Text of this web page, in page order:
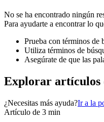
No se ha encontrado ningún
Para ayudarte a encontrar lo
Prueba con términos de
Utiliza términos de
Asegúrate de que las
Explorar artículos
¿Necesitas más ayuda?Ir a la
Artículo de 3 min